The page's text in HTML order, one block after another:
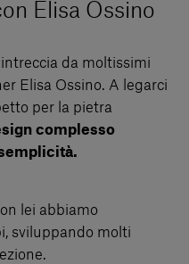
Elisa Ossino
intreccia da moltissimi
Elisa Ossino. A legarci
per la pietra
complesso
lei abbiamo
sviluppando molti